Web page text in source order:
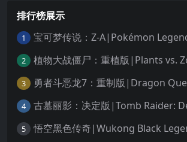
排行榜展示
1 宝可梦传说：Z-A|Pokémon
2
3
4
5 悟空黑色传奇|Wukong Black